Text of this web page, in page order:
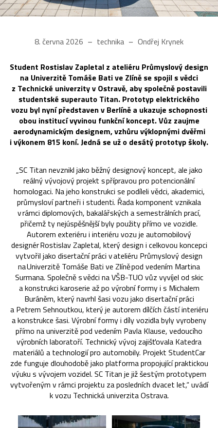
8. června 2026 technika Ondřej Krynek
Student Rostislav Zapletal z ateliéru Průmyslový design
na Univerzitě Tomáše Bati ve Zlíně se spojil s vědci
z Technické univerzity v Ostravě, aby společně postavili
studentské superauto Titan. Prototyp elektrického
vozu byl nyní představen v Berlíně a ukazuje schopnosti
obou institucí vyvinou funkční koncept. Vůz zaujme
aerodynamickým designem, vzhůru výklopnými dvěřmi
i výkonem 815 koní. Jedná se už o desátý prototyp školy.
„SC Titan nevznikl jako běžný designový koncept, ale jako
reálný vývojový projekt s přípravou pro potencionální
homologaci. Na jeho konstrukci se podíleli vědci, akademici,
průmysloví partneři i studenti. Řada komponent vznikala
v rámci diplomových, bakalářských a semestrálních prací,
přičemž ty nejúspěšnější byly použity přímo ve vozidle.
Autorem exteriéru i interiéru vozu je automobilový
designér Rostislav Zapletal, který design i celkovou koncepci
vytvořil jako disertační práci v ateliéru Průmyslový design
na Univerzitě Tomáše Bati ve Zlíně pod vedením Martina
Surmana. Společně s vědci na VŠB-TUO vůz vyvíjel od skic
a konstrukci karoserie až po výrobní formy i s Michalem
Buráněm, který navrhl šasi vozu jako disertační práci
a Petrem Sehnoutkou, který je autorem dílčích částí interiéru
a konstrukce šasi. Výrobní formy i díly vozidla byly vyrobeny
přímo na univerzitě pod vedením Pavla Klause, vedoucího
výrobních laboratoří. Technický vývoj zajišťovala Katedra
materiálů a technologií pro automobily. Projekt StudentCar
zde funguje dlouhodobě jako platforma propojující praktickou
výuku s vývojem vozidel. SC Titan je již šestým prototypem
vytvořeným v rámci projektu za posledních dvacet let,“ uvádí
k vozu Technická univerzita Ostrava.